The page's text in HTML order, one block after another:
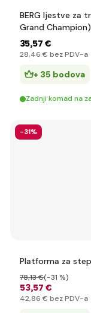
BERG ljestve za
Grand Champion)
35,57 €
28,46 € bez PDV-a
+ 35 bodova
Zadnji komad na
-31%
Platforma za
53,57 €
78,13 €(-31 %)
42,86 € bez PDV-a